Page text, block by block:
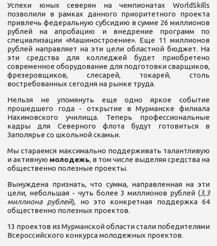
Успехи юных северян на чемпионатах WorldSkills
позволили в рамках данного приоритетного проекта
привлечь федеральную субсидию в сумме 26 миллионов
рублей на апробацию и внедрение программ по
специализации «Машиностроение». Еще 11 миллионов
рублей направляет на эти цели областной бюджет. На
эти средства для колледжей будет приобретено
современное оборудование для подготовки сварщиков,
фрезеровщиков, слесарей, токарей, столь
востребованных сегодня на рынке труда.
Нельзя не упомянуть еще одно яркое событие
прошедшего года - открытие в Мурманске филиала
Нахимовского училища. Теперь профессиональные
кадры для Северного флота будут готовиться в
Заполярье со школьной скамьи.
Мы стараемся максимально поддерживать талантливую
и активную молодежь, в том числе выделяя средства на
общественно полезные проекты.
Вынуждена признать, что сумма, направленная на эти
цели, небольшая - чуть более 3 миллионов рублей (3,3
миллиона рублей), но это конкретная поддержка 64
общественно полезных проектов.
13 проектов из Мурманской области стали победителями
Всероссийского конкурса молодежных проектов.